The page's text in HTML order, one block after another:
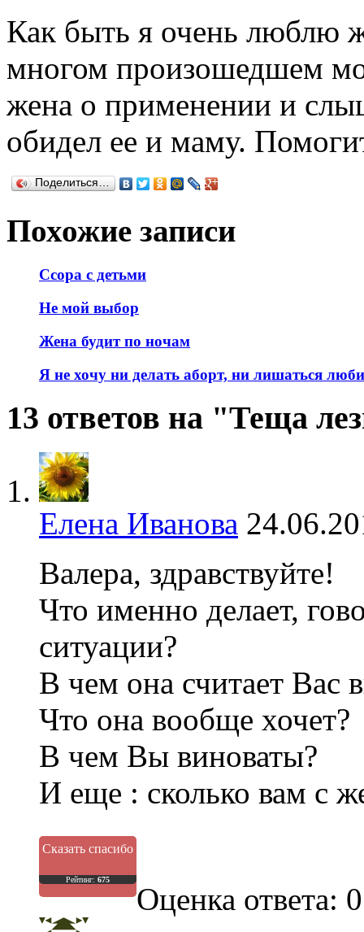
Как быть я очень люблю
многом произошедшем
жена о применении и
обидел ее и маму.
Поделиться…
Похожие записи
Ссора с детьми
Не мой выбор
Жена будит по ночам
Я не хочу ни делать аборт, ни лишаться
13 ответов на "Теща
Елена Иванова
Валера, здравствуйте!
Что именно делает,
ситуации?
В чем она считает Вас
Что она вообще хочет?
В чем Вы виноваты?
И еще : сколько вам с
Сказать спасибо
Рейтинг: 675
Оценка ответа: